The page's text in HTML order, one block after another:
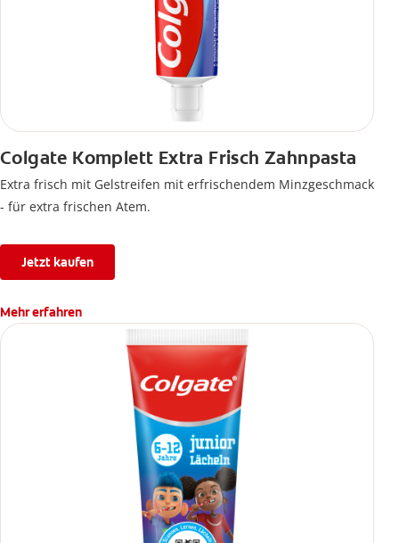
Colgate Komplett Extra Frisch Zahnpasta
Extra frisch mit Gelstreifen mit erfrischendem Minzgeschmack
- für extra frischen Atem.
Jetzt kaufen
Mehr erfahren